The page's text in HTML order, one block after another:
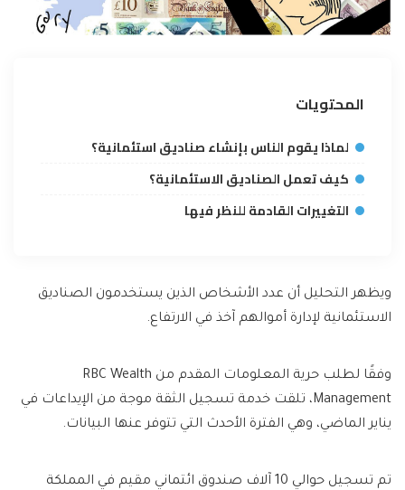
المحتويات
لماذا يقوم الناس بإنشاء صناديق استئمانية؟
كيف تعمل الصناديق الاستئمانية؟
التغييرات القادمة للنظر فيها
ويظهر التحليل أن عدد الأشخاص الذين يستخدمون الصناديق
الاستئمانية لإدارة أموالهم آخذ في الارتفاع.
وفقًا لطلب حرية المعلومات المقدم من RBC Wealth
Management، تلقت خدمة تسجيل الثقة موجة من الإيداعات في
يناير الماضي، وهي الفترة الأحدث التي تتوفر عنها البيانات.
تم تسجيل حوالي 10 آلاف صندوق ائتماني مقيم في المملكة